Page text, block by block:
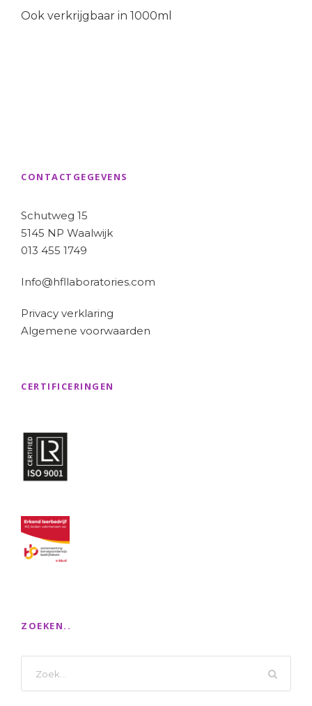
Ook verkrijgbaar in 1000ml
CONTACTGEGEVENS
Schutweg 15
5145 NP Waalwijk
013 455 1749
Info@hfllaboratories.com
Privacy verklaring
Algemene voorwaarden
CERTIFICERINGEN
ZOEKEN..